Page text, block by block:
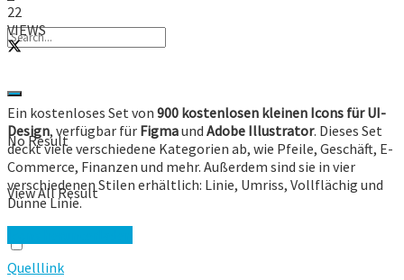
No Result
View All Result
22
VIEWS
Ein kostenloses Set von 900 kostenlosen kleinen Icons für UI-
Design, verfügbar für Figmaund Adobe Illustrator. Dieses Set
deckt viele verschiedene Kategorien ab, wie Pfeile, Geschäft, E-
Commerce, Finanzen und mehr. Außerdem sind sie in vier
verschiedenen Stilen erhältlich: Linie, Umriss, Vollflächig und
Dünne Linie.
Quelllink